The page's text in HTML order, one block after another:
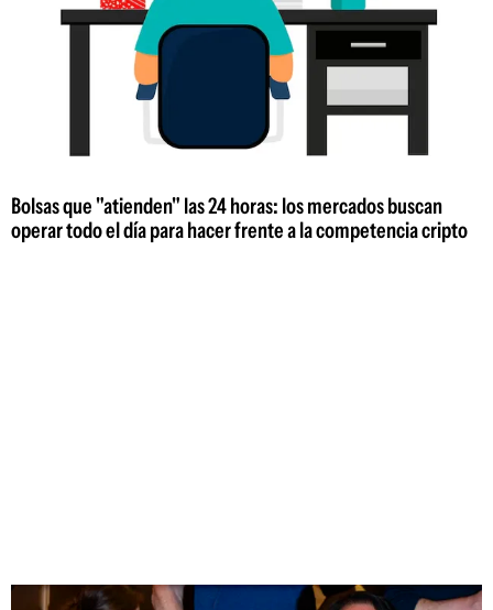
Bolsas que "atienden" las 24 horas: los mercados buscan
operar todo el día para hacer frente a la competencia cripto